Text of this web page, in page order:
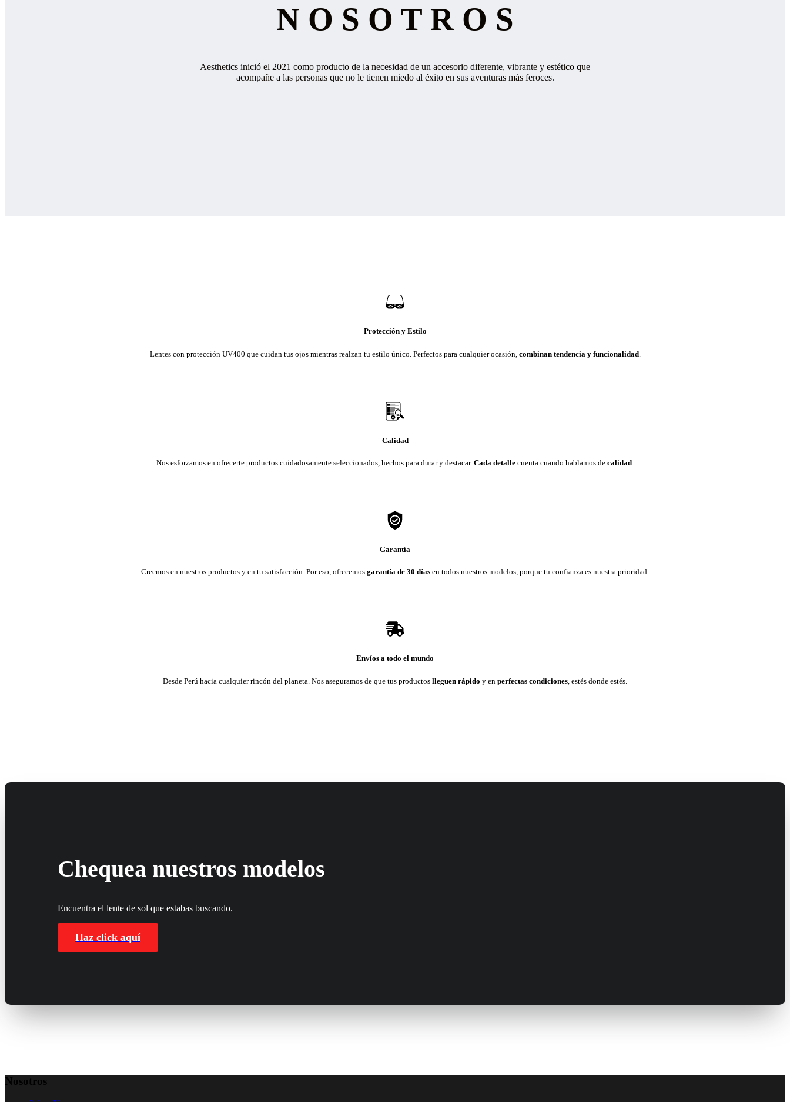
N O S O T R O S
Aesthetics inició el 2021 como producto de la necesidad de un accesorio diferente, vibrante y estético que
acompañe a las personas que no le tienen miedo al éxito en sus aventuras más feroces.
Protección y Estilo
Lentes con protección UV400 que cuidan tus ojos mientras realzan tu estilo único. Perfectos para cualquier ocasión, combinan tendencia y funcionalidad.
Calidad
Nos esforzamos en ofrecerte productos cuidadosamente seleccionados, hechos para durar y destacar. Cada detalle cuenta cuando hablamos de calidad
Garantía
Creemos en nuestros productos y en tu satisfacción. Por eso, ofrecemos garantía de 30 días en todos nuestros modelos, porque tu confianza es nuestra prioridad.
Envíos a todo el mundo
Desde Perú hacia cualquier rincón del planeta. Nos aseguramos de que tus productos lleguen rápido y en perfectas condiciones , estés donde estés.
Chequea nuestros modelos
Encuentra el lente de sol que estabas buscando.
Haz click aquí
Nosotros